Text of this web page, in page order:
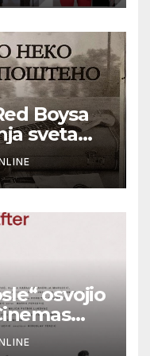
filma Palić
Boysa
sveta
osvojio
festivalu